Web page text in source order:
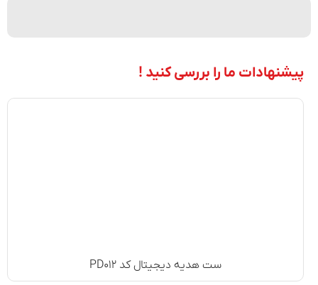
پیشنهادات ما را بررسی کنید !
ست هدیه دیجیتال کد PD۰۱۲